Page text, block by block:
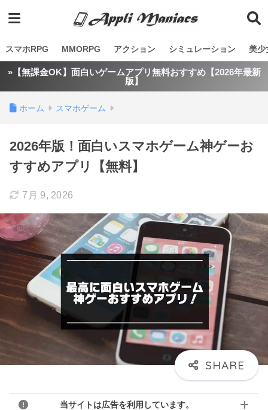
スマホRPG MMORPG アクション シミュレーション 美少
»【無課金OK】面白いゲームアプリ無料おすすめ【2026年最新
版】
ホーム スマホゲーム
2026年版！面白いスマホゲーム神ゲーお
すすめアプリ【無料】
7月 9, 2026
当サイトは広告を利用しています。